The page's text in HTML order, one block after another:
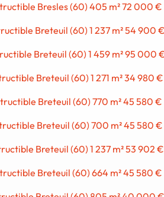
Bresles (60) 405 m² 72 000 €
Breteuil (60) 1 237 m² 54 900
Breteuil (60) 1 459 m² 95 000
Breteuil (60) 1 271 m² 34 980 €
Breteuil (60) 770 m² 45 580 €
Breteuil (60) 700 m² 45 580 €
Breteuil (60) 1 237 m² 53 902 €
Breteuil (60) 664 m² 45 580 €